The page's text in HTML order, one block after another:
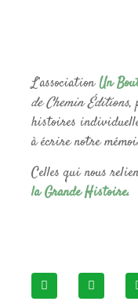
L’association Un
de Chemin Éditions,
histoires
à écrire notre
Celles qui nous
la Grande Histoire.